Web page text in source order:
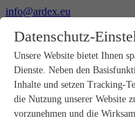
info@ardex.eu
Deutsch
Produkte
Produktübersicht
Rohbau
Datenschutz-
Unsere Website bietet Ihnen
Dienste. Neben den
Inhalte und setzen Tracking-
die Nutzung unserer Website
vorzunehmen und die